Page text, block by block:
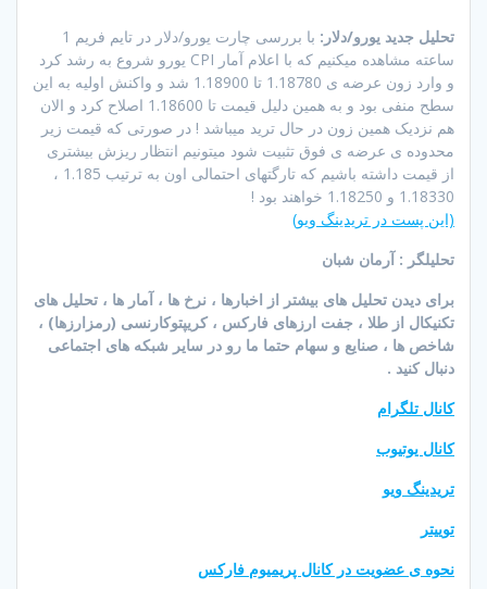
تحلیل جدید یورو/دلار:
با بررسی چارت یورو/دلار در تایم فریم 1
ساعته مشاهده میکنیم که با اعلام آمار CPI یورو شروع به رشد کرد
و وارد زون عرضه ی 1.18780 تا 1.18900 شد و واکنش اولیه به این
سطح منفی بود و به همین دلیل قیمت تا 1.18600 اصلاح کرد و الان
هم نزدیک همین زون در حال ترید میباشد ! در صورتی که قیمت زیر
محدوده ی عرضه ی فوق تثبیت شود میتونیم انتظار ریزش بیشتری
از قیمت داشته باشیم که تارگتهای احتمالی اون به ترتیب 1.185 ،
1.18330 و 1.18250 خواهند بود !
(این پست در تریدینگ ویو)
تحلیلگر : آرمان شبان
برای دیدن تحلیل های بیشتر از اخبارها ، نرخ ها ، آمار ها ، تحلیل های
تکنیکال از طلا ، جفت ارزهای فارکس ، کریپتوکارنسی (رمزارزها) ،
شاخص ها ، صنایع و سهام حتما ما رو در سایر شبکه های اجتماعی
دنبال کنید .
کانال تلگرام
کانال یوتیوب
تریدینگ ویو
توییتر
نحوه ی عضویت در کانال پریمیوم فارکس